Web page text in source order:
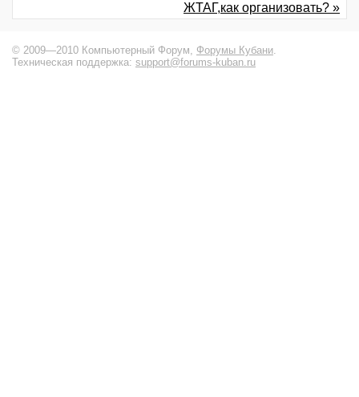
ЖТАГ,как организовать? »
© 2009—2010 Компьютерный Форум, Форумы Кубани
Техническая поддержка: support@forums-kuban.ru